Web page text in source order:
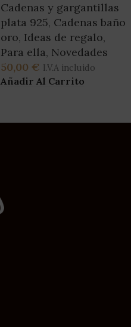
Cadenas y gargantillas
plata 925, Cadenas baño
oro, Ideas de regalo,
Para ella, Novedades
50,00 € I.V.A incluido
Añadir Al Carrito